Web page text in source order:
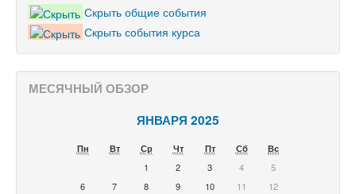
Скрыть общие события
Скрыть события курса
МЕСЯЧНЫЙ ОБЗОР
ЯНВАРЯ 2025
Пн Вт Ср Чт Пт Сб
Вс
1
2 3 4
5
6
7 8 9 10 11
12